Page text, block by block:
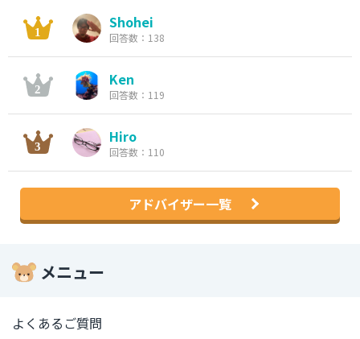
Shohei
回答数：138
Ken
回答数：119
Hiro
回答数：110
アドバイザー一覧
メニュー
よくあるご質問